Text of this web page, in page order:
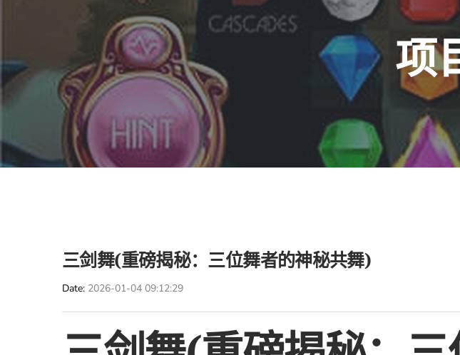
项
三剑舞(重磅揭秘：三位舞者的神秘共舞)
Date 2026-01-04 09:12:29